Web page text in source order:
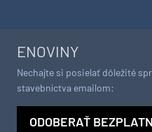
ENOVINY
Nechajte si posielať dôležité
stavebníctva emailom:
ODOBERAŤ